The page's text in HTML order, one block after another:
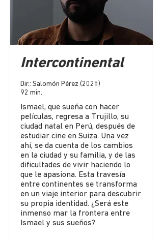
Intercontinental
Dir.: Salomón Pérez (2025)
92 min.
Ismael, que sueña con hacer
películas, regresa a Trujillo, su
ciudad natal en Perú, después de
estudiar cine en Suiza. Una vez
ahí, se da cuenta de los cambios
en la ciudad y su familia, y de las
dificultades de vivir haciendo lo
que le apasiona. Esta travesía
entre continentes se transforma
en un viaje interior para descubrir
su propia identidad. ¿Será este
inmenso mar la frontera entre
Ismael y sus sueños?